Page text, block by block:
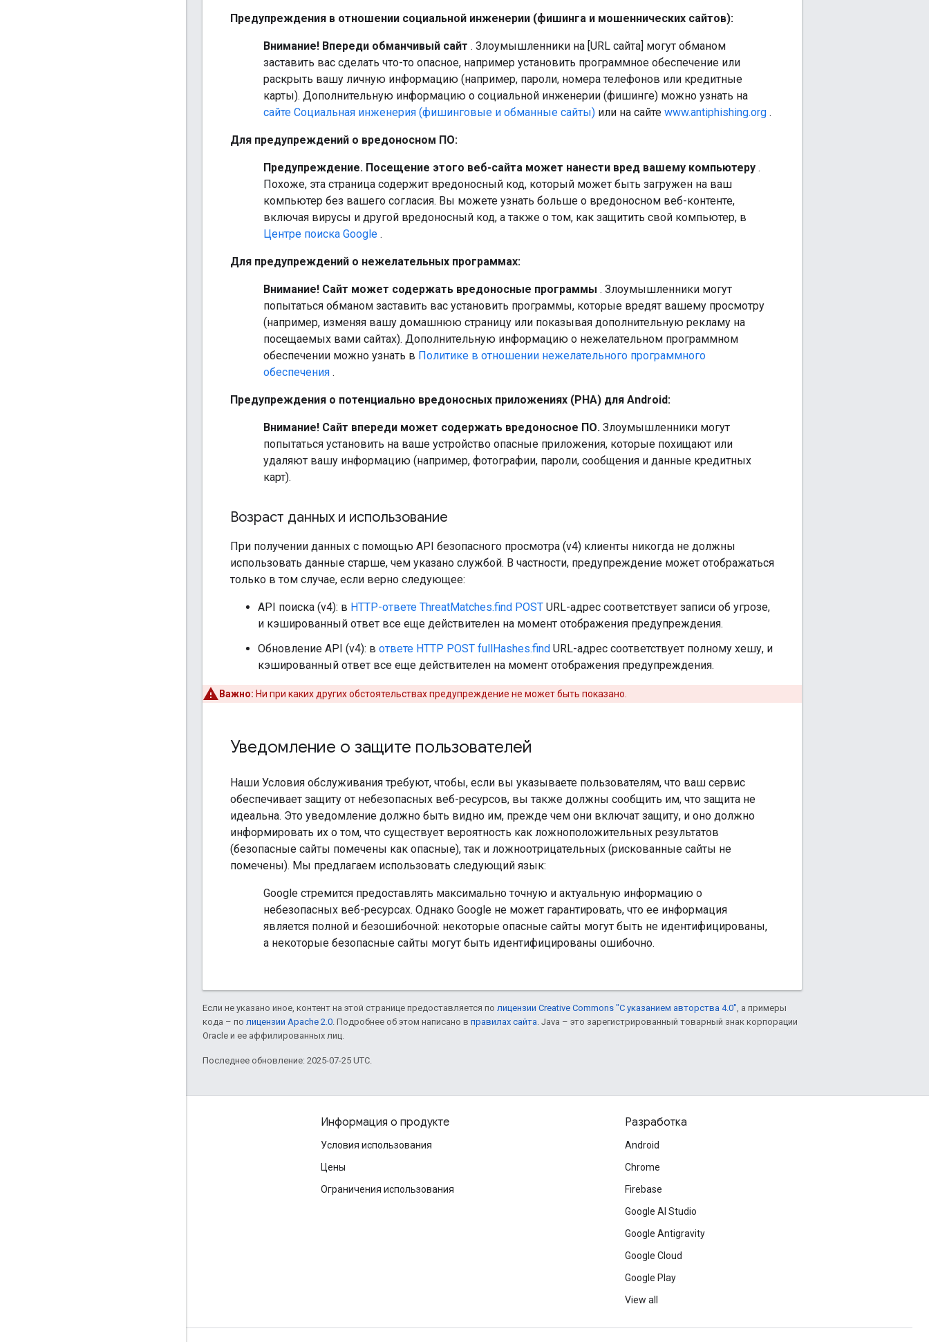
Предупреждения в отношении социальной инженерии (фишинга и мошеннических сайтов):
Внимание! Впереди обманчивый сайт . Злоумышленники на [URL сайта] могут обманом
заставить вас сделать что-то опасное, например установить программное обеспечение или
раскрыть вашу личную информацию (например, пароли, номера телефонов или кредитные
карты). Дополнительную информацию о социальной инженерии (фишинге) можно узнать на
сайте Социальная инженерия (фишинговые и обманные сайты) или на сайте www.antiphishing.org .
Для предупреждений о вредоносном ПО:
Предупреждение. Посещение этого веб-сайта может нанести вред вашему компьютеру .
Похоже, эта страница содержит вредоносный код, который может быть загружен на ваш
компьютер без вашего согласия. Вы можете узнать больше о вредоносном веб-контенте,
включая вирусы и другой вредоносный код, а также о том, как защитить свой компьютер, в
Центре поиска Google .
Для предупреждений о нежелательных программах:
Внимание! Сайт может содержать вредоносные программы . Злоумышленники могут
попытаться обманом заставить вас установить программы, которые вредят вашему просмотру
(например, изменяя вашу домашнюю страницу или показывая дополнительную рекламу на
посещаемых вами сайтах). Дополнительную информацию о нежелательном программном
обеспечении можно узнать в Политике в отношении нежелательного программного
обеспечения .
Предупреждения о потенциально вредоносных приложениях (PHA) для Android:
Внимание! Сайт впереди может содержать вредоносное ПО. Злоумышленники могут
попытаться установить на ваше устройство опасные приложения, которые похищают или
удаляют вашу информацию (например, фотографии, пароли, сообщения и данные кредитных
карт).
Возраст данных и использование
При получении данных с помощью API безопасного просмотра (v4) клиенты никогда не должны
использовать данные старше, чем указано службой. В частности, предупреждение может отображаться
только в том случае, если верно следующее:
API поиска (v4): в HTTP-ответе ThreatMatches.find POST URL-адрес соответствует записи об угрозе,
и кэшированный ответ все еще действителен на момент отображения предупреждения.
Обновление API (v4): в ответе HTTP POST fullHashes.find URL-адрес соответствует полному хешу, и
кэшированный ответ все еще действителен на момент отображения предупреждения.
Важно: Ни при каких других обстоятельствах предупреждение не может быть показано.
Уведомление о защите пользователей
Наши Условия обслуживания требуют, чтобы, если вы указываете пользователям, что ваш сервис
обеспечивает защиту от небезопасных веб-ресурсов, вы также должны сообщить им, что защита не
идеальна. Это уведомление должно быть видно им, прежде чем они включат защиту, и оно должно
информировать их о том, что существует вероятность как ложноположительных результатов
(безопасные сайты помечены как опасные), так и ложноотрицательных (рискованные сайты не
помечены). Мы предлагаем использовать следующий язык:
Google стремится предоставлять максимально точную и актуальную информацию о
небезопасных веб-ресурсах. Однако Google не может гарантировать, что ее информация
является полной и безошибочной: некоторые опасные сайты могут быть не идентифицированы,
а некоторые безопасные сайты могут быть идентифицированы ошибочно.
Если не указано иное, контент на этой странице предоставляется по лицензии Creative Commons "С указанием авторства 4.0" , а примеры
кода – по лицензии Apache 2.0 . Подробнее об этом написано в правилах сайта . Java – это зарегистрированный товарный знак корпорации
Oracle и ее аффилированных лиц.
Последнее обновление: 2025-07-25 UTC.
Информация о продукте
Условия использования
Цены
Ограничения использования
Разработка
Android
Chrome
Firebase
Google AI Studio
Google Antigravity
Google Cloud
Google Play
View all